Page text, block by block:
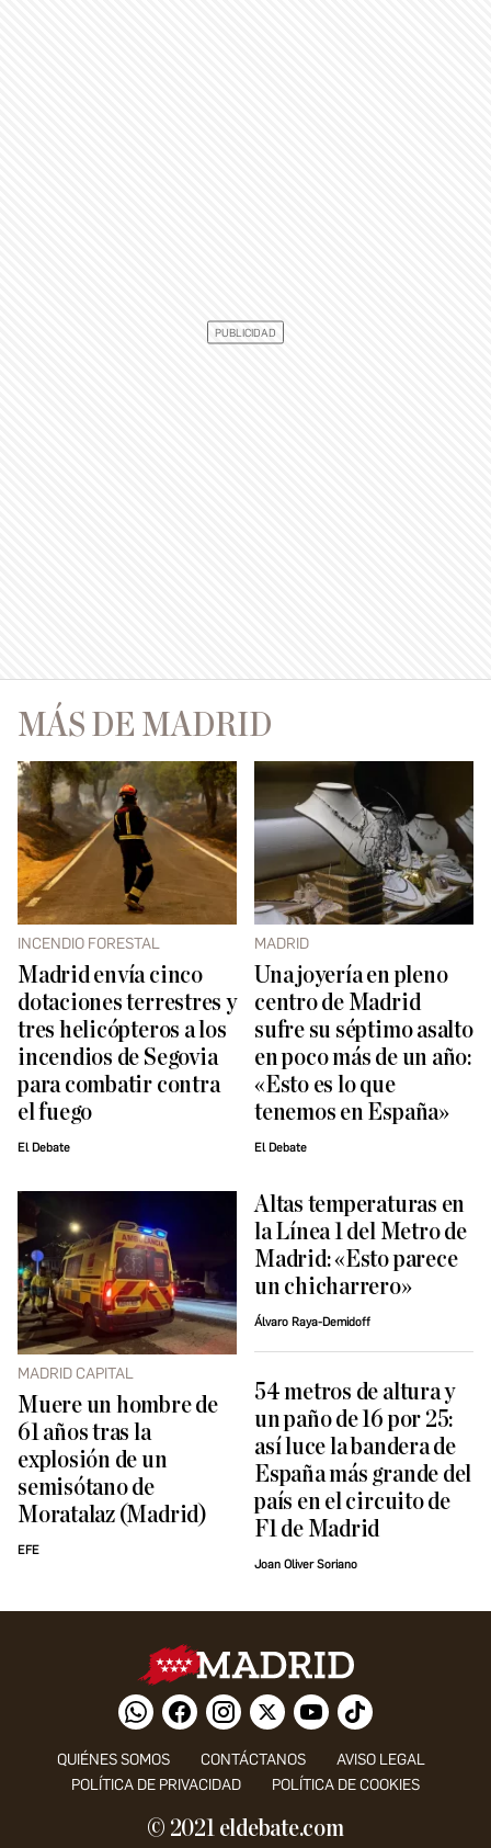
MÁS DE MADRID
INCENDIO FORESTAL
Madrid envía cinco
dotaciones terrestres y
tres helicópteros a los
incendios de Segovia
para combatir contra
el fuego
El Debate
MADRID
Una joyería en pleno
centro de Madrid
sufre su séptimo asalto
en poco más de un año:
«Esto es lo que
tenemos en España»
El Debate
MADRID CAPITAL
Muere un hombre de
61 años tras la
explosión de un
semisótano de
Moratalaz (Madrid)
EFE
Altas temperaturas en
la Línea 1 del Metro de
Madrid: «Esto parece
un chicharrero»
Álvaro Raya-Demidoff
54 metros de altura y
un paño de 16 por 25:
así luce la bandera de
España más grande del
país en el circuito de
F1 de Madrid
Joan Oliver Soriano
QUIÉNES SOMOS CONTÁCTANOS
AVISO LEGAL
POLÍTICA DE PRIVACIDAD
POLÍTICA DE COOKIES
© 2021 eldebate.com